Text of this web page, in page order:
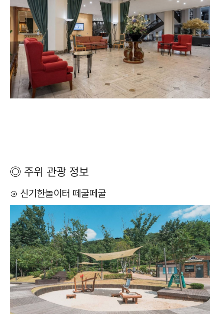
◎ 주위 관광 정보
⊙ 신기한놀이터 떼굴떼굴